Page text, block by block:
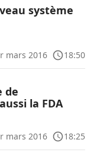
système
mars 2016
18:50
de
la FDA
mars 2016
18:25